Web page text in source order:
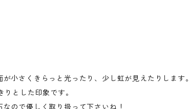
小さくきらっと光ったり、少し虹が見えたりします。
とした印象です。
ので優しく取り扱って下さいね！